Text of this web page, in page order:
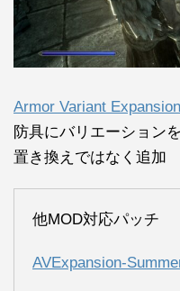
Armor Variant Expansion
防具にバリエーション
置き換えではなく追加
他MOD対応パッチ
AVExpansion-